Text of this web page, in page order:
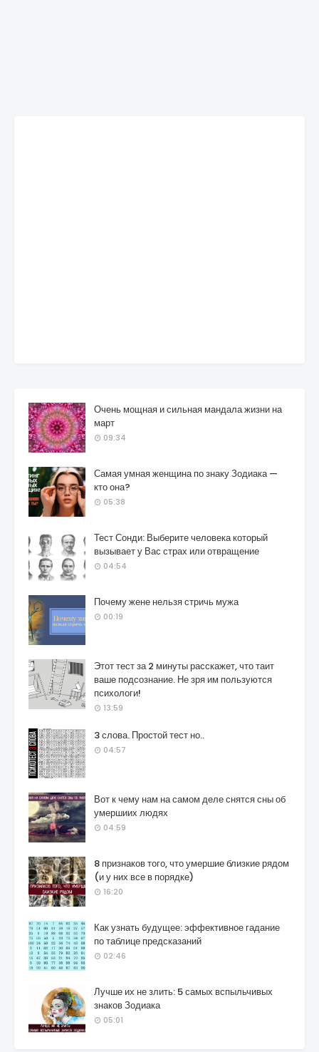
Очень мощная и сильная мандала жизни на
март
09:34
Самая умная женщина по знаку Зодиака —
кто она?
05:38
Тест Сонди: Выберите человека который
вызывает у Вас страх или отвращение
04:54
Почему жене нельзя стричь мужа
00:19
Этот тест за 2 минуты расскажет, что таит
ваше подсознание. Не зря им пользуются
психологи!
13:59
3 слова. Простой тест но..
04:57
Вот к чему нам на самом деле снятся сны об
умершиих людях
04:59
8 признаков того, что умершие близкие рядом
(и у них все в порядке)
16:20
Как узнать будущее: эффективное гадание
по таблице предсказаний
02:46
Лучше их не злить: 5 самых вспыльчивых
знаков Зодиака
05:01